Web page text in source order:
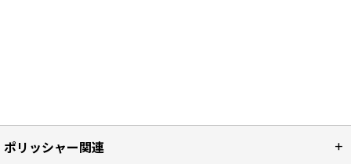
ポリッシャー関連